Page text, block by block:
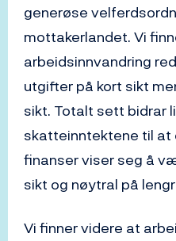
generøse
mottakerlandet. Vi
arbeidsinnvandring
utgifter på kort sikt
sikt. Totalt sett bidrar
skatteinntektene til
finanser viser seg å
sikt og nøytral på
Vi finner videre at